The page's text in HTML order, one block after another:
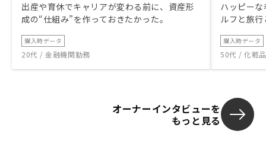
出産や育休でキャリアが変わる前に、資産形
成の“仕組み”を作っておきたかった。
購入時データ
20代 / 金融機関勤務
ハッピー
ルフと旅
購入時データ
50代 / 化粧
オーナーインタビューを
もっと見る